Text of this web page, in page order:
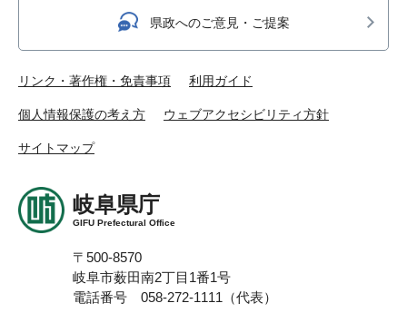
県政へのご意見・ご提案
リンク・著作権・免責事項 利用ガイド
個人情報保護の考え方 ウェブアクセシビリティ方針
サイトマップ
岐阜県庁
GIFU Prefectural Office
〒500-8570
岐阜市薮田南2丁目1番1号
電話番号 058-272-1111（代表）